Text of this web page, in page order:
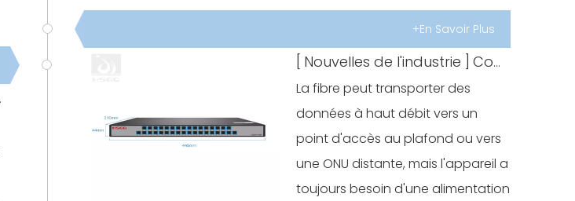
+En Savoir Plus
[ Nouvelles de l'industrie ] Comment fonctionne l'alimentation par fibre optique (PoF) ? Applications, avantages et limites
La fibre peut transporter des
données à haut débit vers un
point d'accès au plafond ou vers
une ONU distante, mais l'appareil a
toujours besoin d'une alimentation